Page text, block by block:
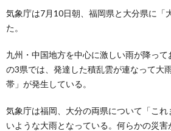
気象庁は7月10日朝、福岡県と大分県に「
た。
九州・中国地方を中心に激しい雨が降っ
の3県では、発達した積乱雲が連なって大
帯」が発生している。
気象庁は福岡、大分の両県について「こ
いような大雨となっている。何らかの災